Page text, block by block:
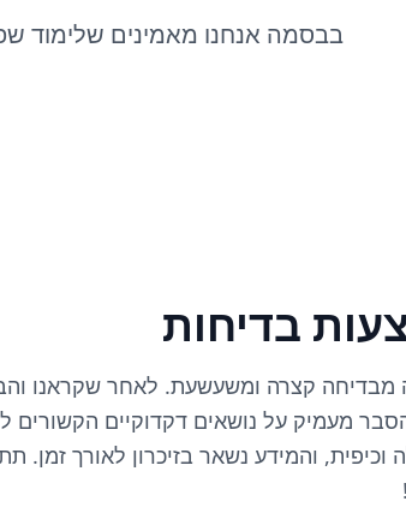
בבסמה אנחנו מאמינים שלימוד
בדיחות
מבדיחה קצרה ומשעשעת. לאחר שקראנו
מעמיק על נושאים דקדוקיים הקשורים
והמידע נשאר בזיכרון לאורך זמן.